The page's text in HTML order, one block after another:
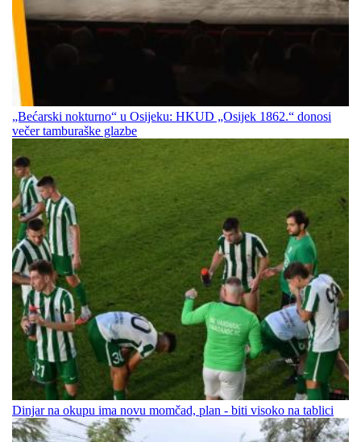
„Bećarski nokturno“ u Osijeku: HKUD „Osijek 1862.“ donosi
večer tamburaške glazbe
Dinjar na okupu ima novu momčad, plan - biti visoko na tablici